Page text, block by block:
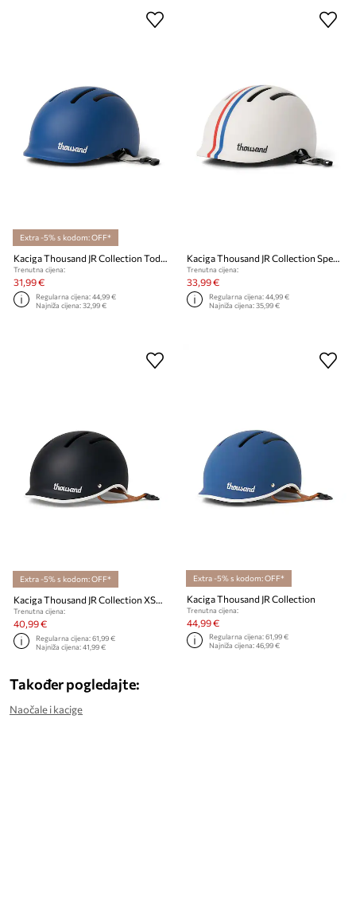
Extra -5% s kodom: OFF*
Kaciga Thousand JR Collection Toddler
Trenutna cijena:
31,99 €
Regularna cijena:44,99 €
Najniža cijena:32,99 €
Kaciga Thousand JR Collection Speedway Creme X-Small
Trenutna cijena:
33,99 €
Regularna cijena:44,99 €
Najniža cijena:35,99 €
Extra -5% s kodom: OFF*
Kaciga Thousand JR Collection XSmall
Trenutna cijena:
40,99 €
Regularna cijena:61,99 €
Najniža cijena:41,99 €
Extra -5% s kodom: OFF*
Kaciga Thousand JR Collection
Trenutna cijena:
44,99 €
Regularna cijena:61,99 €
Najniža cijena:46,99 €
Također pogledajte:
Naočale i kacige